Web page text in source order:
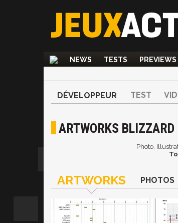
NEWS TESTS PREVIEWS
DÉVELOPPEUR TEST
ARTWORKS
Photo,
ARTWORKS PHOTOS